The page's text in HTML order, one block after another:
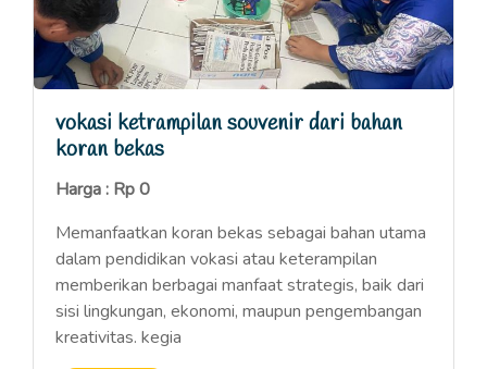
vokasi ketrampilan souvenir dari bahan
koran bekas
Harga : Rp 0
Memanfaatkan koran bekas sebagai bahan utama
dalam pendidikan vokasi atau keterampilan
memberikan berbagai manfaat strategis, baik dari
sisi lingkungan, ekonomi, maupun pengembangan
kreativitas. kegia